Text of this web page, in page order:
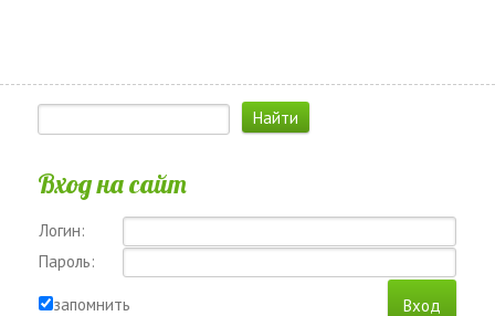
Вход на сайт
Логин:
Пароль:
запомнить